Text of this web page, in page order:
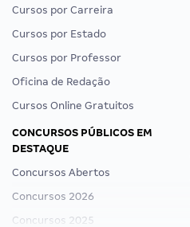
Cursos por Carreira
Cursos por Estado
Cursos por Professor
Oficina de Redação
Cursos Online Gratuitos
CONCURSOS PÚBLICOS EM
DESTAQUE
Concursos Abertos
Concursos 2026
Concursos 2025